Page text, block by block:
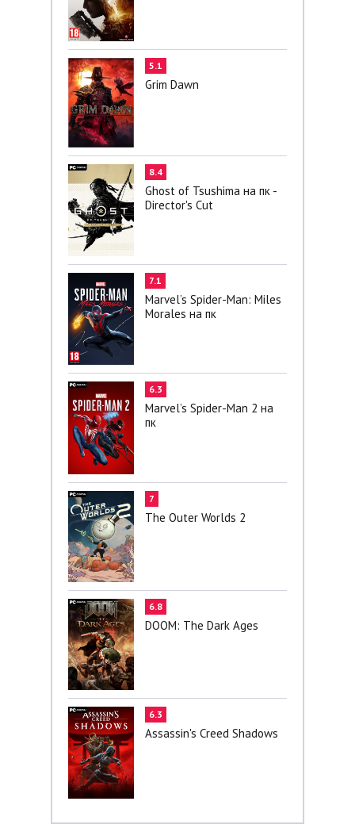
5.1
Grim Dawn
8.4
Ghost of Tsushima на пк -
Director's Cut
7.1
Marvel’s Spider-Man: Miles
Morales на пк
6.3
Marvel’s Spider-Man 2 на
пк
7
The Outer Worlds 2
6.8
DOOM: The Dark Ages
6.3
Assassin's Creed Shadows